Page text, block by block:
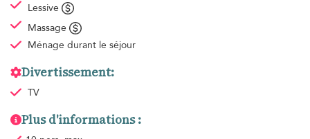
Lessive
Massage
Ménage durant le séjour
Divertissement:
TV
Plus d'informations :